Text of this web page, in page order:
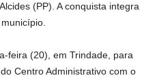
(PP). A conquista integra
feira (20), em Trindade, para
Centro Administrativo com o